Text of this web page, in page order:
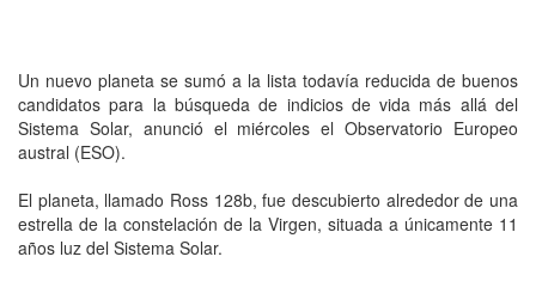
Un nuevo planeta se sumó a la lista todavía reducida de buenos
candidatos para la búsqueda de indicios de vida más allá del
Sistema Solar, anunció el miércoles el Observatorio Europeo
austral (ESO).
El planeta, llamado Ross 128b, fue descubierto alrededor de una
estrella de la constelación de la Virgen, situada a únicamente 11
años luz del Sistema Solar.